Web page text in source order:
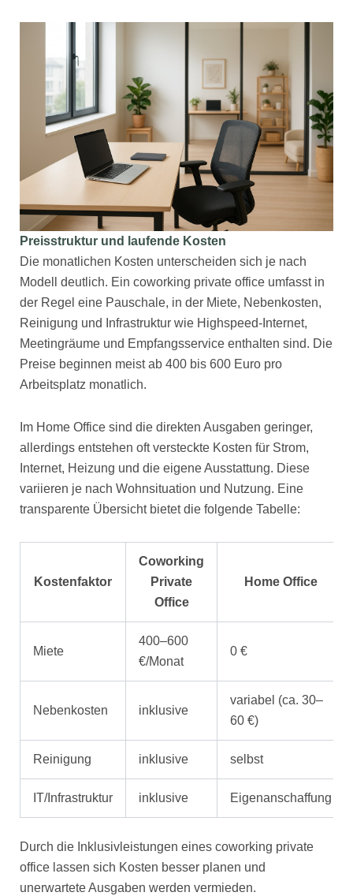
Preisstruktur und laufende Kosten
Die monatlichen Kosten unterscheiden sich je nach
Modell deutlich. Ein coworking private office umfasst in
der Regel eine Pauschale, in der Miete, Nebenkosten,
Reinigung und Infrastruktur wie Highspeed-Internet,
Meetingräume und Empfangsservice enthalten sind. Die
Preise beginnen meist ab 400 bis 600 Euro pro
Arbeitsplatz monatlich.
Im Home Office sind die direkten Ausgaben geringer,
allerdings entstehen oft versteckte Kosten für Strom,
Internet, Heizung und die eigene Ausstattung. Diese
variieren je nach Wohnsituation und Nutzung. Eine
transparente Übersicht bietet die folgende Tabelle:
Kostenfaktor
Coworking
Private
Office
Home Office
Miete
400–600
€/Monat
0 €
Nebenkosten inklusive
variabel (ca. 30–
60 €)
Reinigung inklusive selbst
IT/Infrastruktur inklusive Eigenanschaffung
Durch die Inklusivleistungen eines coworking private
office lassen sich Kosten besser planen und
unerwartete Ausgaben werden vermieden.